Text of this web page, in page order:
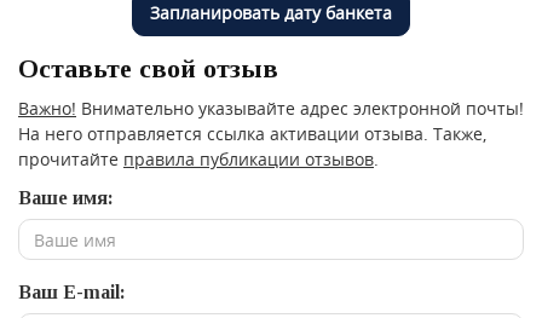
Запланировать дату банкета
Оставьте свой отзыв
Важно! Внимательно указывайте адрес электронной почты!
На него отправляется ссылка активации отзыва. Также,
прочитайте правила публикации отзывов.
Ваше имя:
Ваш E-mail: